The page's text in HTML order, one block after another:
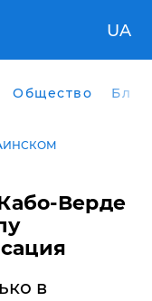
UA
Общество
Верде
в